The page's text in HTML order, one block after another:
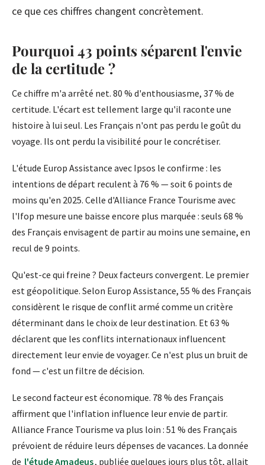
ce que ces chiffres changent concrètement.
Pourquoi 43 points séparent l'envie
de la certitude ?
Ce chiffre m'a arrêté net. 80 % d'enthousiasme, 37 % de
certitude. L'écart est tellement large qu'il raconte une
histoire à lui seul. Les Français n'ont pas perdu le goût du
voyage. Ils ont perdu la visibilité pour le concrétiser.
L'étude Europ Assistance avec Ipsos le confirme : les
intentions de départ reculent à 76 % — soit 6 points de
moins qu'en 2025. Celle d'Alliance France Tourisme avec
l'Ifop mesure une baisse encore plus marquée : seuls 68 %
des Français envisagent de partir au moins une semaine, en
recul de 9 points.
Qu'est-ce qui freine ? Deux facteurs convergent. Le premier
est géopolitique. Selon Europ Assistance, 55 % des Français
considèrent le risque de conflit armé comme un critère
déterminant dans le choix de leur destination. Et 63 %
déclarent que les conflits internationaux influencent
directement leur envie de voyager. Ce n'est plus un bruit de
fond — c'est un filtre de décision.
Le second facteur est économique. 78 % des Français
affirment que l'inflation influence leur envie de partir.
Alliance France Tourisme va plus loin : 51 % des Français
prévoient de réduire leurs dépenses de vacances. La donnée
de l'étude Amadeus, publiée quelques jours plus tôt, allait